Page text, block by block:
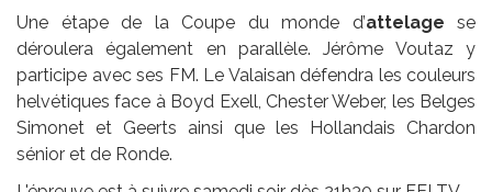
Une étape de la Coupe du monde d’attelage se
déroulera également en parallèle. Jérôme Voutaz y
participe avec ses FM. Le Valaisan défendra les couleurs
helvétiques face à Boyd Exell, Chester Weber, les Belges
Simonet et Geerts ainsi que les Hollandais Chardon
sénior et de Ronde.